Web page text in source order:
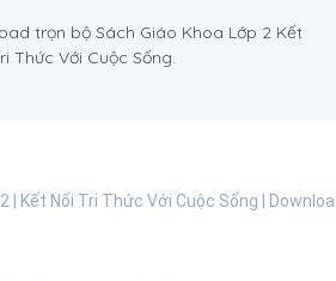
trọn bộ Sách Giáo Khoa Lớp 2 Kết
Thức Với Cuộc Sống.
| Kết Nối Tri Thức Với Cuộc Sống |